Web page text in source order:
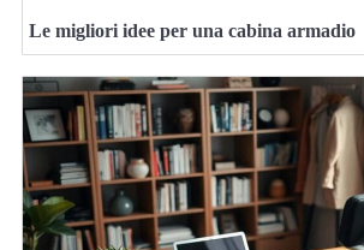
Le migliori idee per una cabina armadio